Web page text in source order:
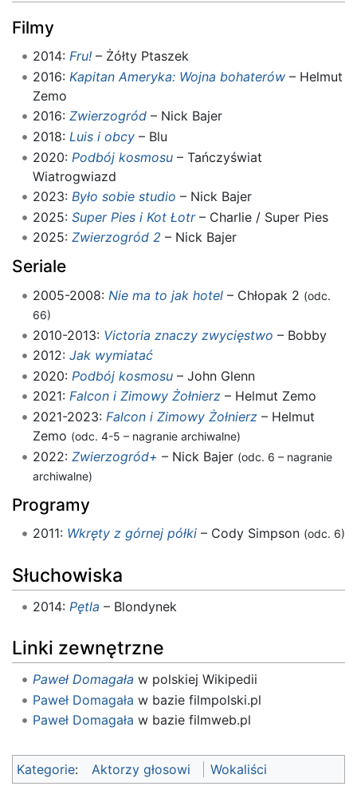
Filmy
2014: Fru!– Żółty Ptaszek
2016: Kapitan Ameryka: Wojna bohaterów– Helmut
Zemo
2016: Zwierzogród– Nick Bajer
2018: Luis i obcy– Blu
2020: Podbój kosmosu– Tańczyświat
Wiatrogwiazd
2023: Było sobie studio – Nick Bajer
2025: Super Pies i Kot Łotr– Charlie / Super Pies
2025: Zwierzogród 2 – Nick Bajer
Seriale
2005-2008: Nie ma to jak hotel– Chłopak 2 (odc.
66)
2010-2013: Victoria znaczy zwycięstwo – Bobby
2012: Jak wymiatać
2020: Podbój kosmosu– John Glenn
2021: Falcon i Zimowy Żołnierz– Helmut Zemo
2021-2023: Falcon i Zimowy Żołnierz– Helmut
Zemo (odc. 4-5 – nagranie archiwalne)
2022: Zwierzogród+ – Nick Bajer (odc. 6 – nagranie
archiwalne)
Programy
2011: Wkręty z górnej półki– Cody Simpson (odc. 6)
Słuchowiska
2014: Pętla – Blondynek
Linki zewnętrzne
Paweł Domagała w polskiej Wikipedii
Paweł Domagała w bazie filmpolski.pl
Paweł Domagała w bazie filmweb.pl
Kategorie: Aktorzy głosowi Wokaliści